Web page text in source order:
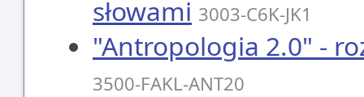
słowami 3003-C6K-JK1
"Antropologia 2.0" -
3500-FAKL-ANT20